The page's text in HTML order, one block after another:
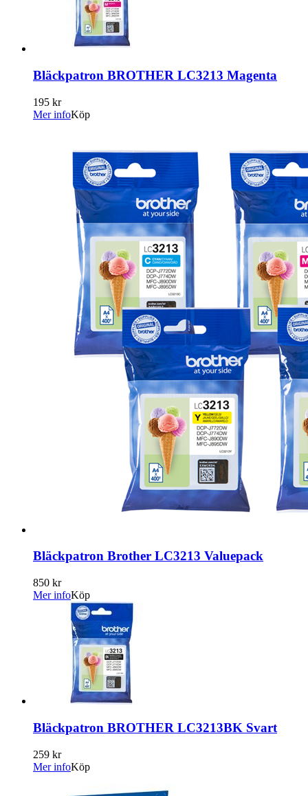
Bläckpatron BROTHER LC3213 Magenta
195 kr
Mer infoKöp
Bläckpatron Brother LC3213 Valuepack
850 kr
Mer infoKöp
Bläckpatron BROTHER LC3213BK Svart
259 kr
Mer infoKöp